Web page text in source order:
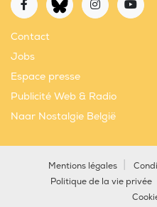
Contact
Jobs
Espace presse
Publicité Web & Radio
Naar Nostalgie België
Mentions légales
Politique de la vie privée